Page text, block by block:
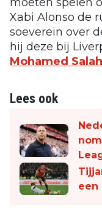
Xabi Alonso de
soeverein over
hij deze bij
Mohamed Salah
Lees ook
een